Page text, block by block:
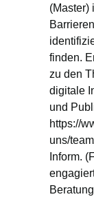
(Master)
finden.
zu den
digitale
und
https://
uns/
Inform.